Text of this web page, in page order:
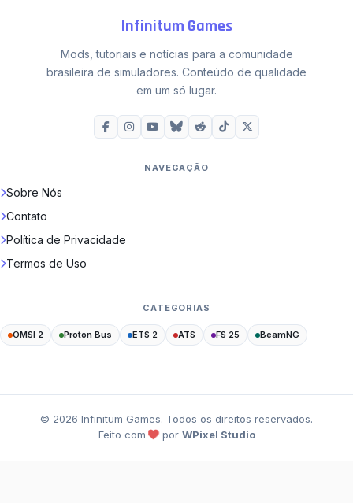
Infinitum Games
Mods, tutoriais e notícias para a comunidade
brasileira de simuladores. Conteúdo de qualidade
em um só lugar.
NAVEGAÇÃO
Sobre Nós
Contato
Política de Privacidade
Termos de Uso
CATEGORIAS
OMSI 2 Proton Bus ETS 2 ATS FS 25 BeamNG
© 2026 Infinitum Games. Todos os direitos reservados.
Feito com
por WPixel Studio